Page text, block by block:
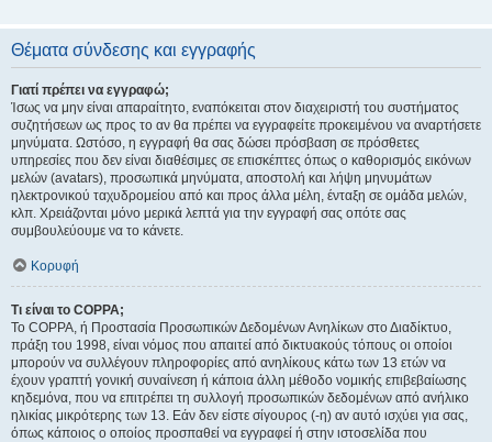
Θέματα σύνδεσης και εγγραφής
Γιατί πρέπει να εγγραφώ;
Ίσως να μην είναι απαραίτητο, εναπόκειται στον διαχειριστή του συστήματος
συζητήσεων ως προς το αν θα πρέπει να εγγραφείτε προκειμένου να αναρτήσετε
μηνύματα. Ωστόσο, η εγγραφή θα σας δώσει πρόσβαση σε πρόσθετες
υπηρεσίες που δεν είναι διαθέσιμες σε επισκέπτες όπως ο καθορισμός εικόνων
μελών (avatars), προσωπικά μηνύματα, αποστολή και λήψη μηνυμάτων
ηλεκτρονικού ταχυδρομείου από και προς άλλα μέλη, ένταξη σε ομάδα μελών,
κλπ. Χρειάζονται μόνο μερικά λεπτά για την εγγραφή σας οπότε σας
συμβουλεύουμε να το κάνετε.
Κορυφή
Τι είναι το COPPA;
Το COPPA, ή Προστασία Προσωπικών Δεδομένων Ανηλίκων στο Διαδίκτυο,
πράξη του 1998, είναι νόμος που απαιτεί από δικτυακούς τόπους οι οποίοι
μπορούν να συλλέγουν πληροφορίες από ανηλίκους κάτω των 13 ετών να
έχουν γραπτή γονική συναίνεση ή κάποια άλλη μέθοδο νομικής επιβεβαίωσης
κηδεμόνα, που να επιτρέπει τη συλλογή προσωπικών δεδομένων από ανήλικο
ηλικίας μικρότερης των 13. Εάν δεν είστε σίγουρος (-η) αν αυτό ισχύει για σας,
όπως κάποιος ο οποίος προσπαθεί να εγγραφεί ή στην ιστοσελίδα που